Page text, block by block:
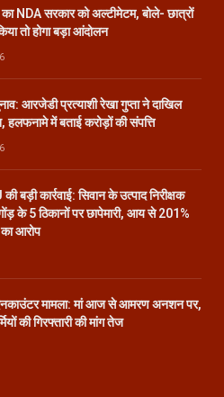
NDA सरकार को अल्टीमेटम, बोले- छात्रों
तो होगा बड़ा आंदोलन
आरजेडी प्रत्याशी रेखा गुप्ता ने दाखिल
हलफनामे में बताई करोड़ों की संपत्ति
की बड़ी कार्रवाई: सिवान के उत्पाद निरीक्षक
के 5 ठिकानों पर छापेमारी, आय से 201%
आरोप
एनकाउंटर मामला: मां आज से आमरण अनशन पर,
की गिरफ्तारी की मांग तेज